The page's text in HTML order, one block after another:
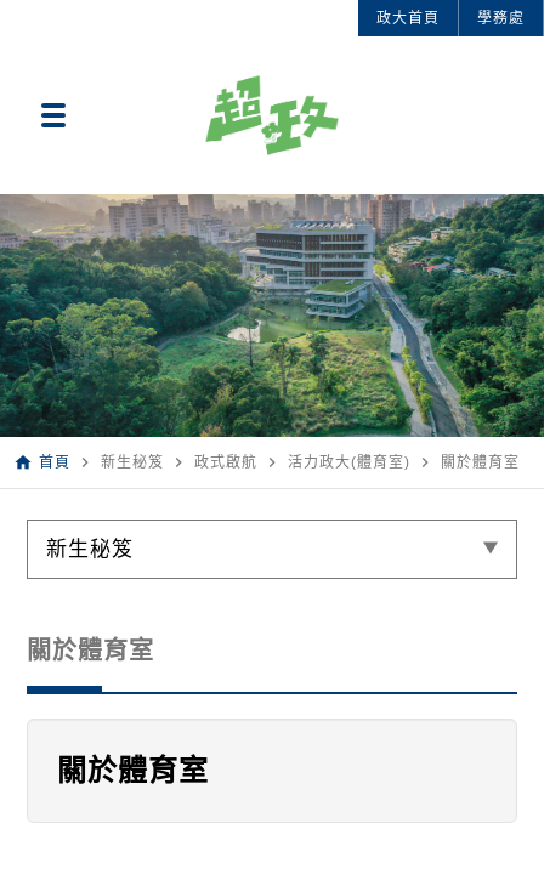
政大首頁 學務處
home 首頁 navigate_next 新生秘笈 navigate_next 政式啟航 navigate_next 活力政大(體育室) navigate_next 關於體育室
新生秘笈
關於體育室
關於體育室